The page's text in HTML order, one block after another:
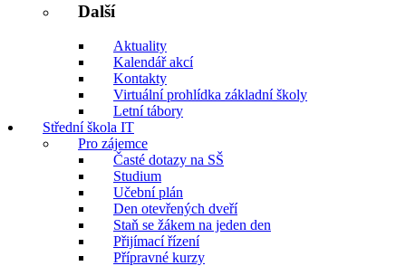
Další
Aktuality
Kalendář akcí
Kontakty
Virtuální prohlídka základní školy
Letní tábory
Střední škola IT
Pro zájemce
Časté dotazy na SŠ
Studium
Učební plán
Den otevřených dveří
Staň se žákem na jeden den
Přijímací řízení
Přípravné kurzy